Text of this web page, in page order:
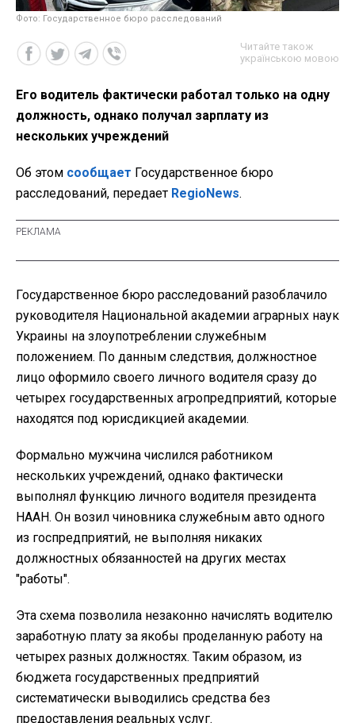
Фото: Государственное бюро расследований
Читайте також
українською мовою
Его водитель фактически работал только на одну
должность, однако получал зарплату из
нескольких учреждений
Об этом сообщает Государственное бюро
расследований, передает RegioNews.
Государственное бюро расследований разоблачило
руководителя Национальной академии аграрных наук
Украины на злоупотреблении служебным
положением. По данным следствия, должностное
лицо оформило своего личного водителя сразу до
четырех государственных агропредприятий, которые
находятся под юрисдикцией академии.
Формально мужчина числился работником
нескольких учреждений, однако фактически
выполнял функцию личного водителя президента
НААН. Он возил чиновника служебным авто одного
из госпредприятий, не выполняя никаких
должностных обязанностей на других местах
"работы".
Эта схема позволила незаконно начислять водителю
заработную плату за якобы проделанную работу на
четырех разных должностях. Таким образом, из
бюджета государственных предприятий
систематически выводились средства без
предоставления реальных услуг.